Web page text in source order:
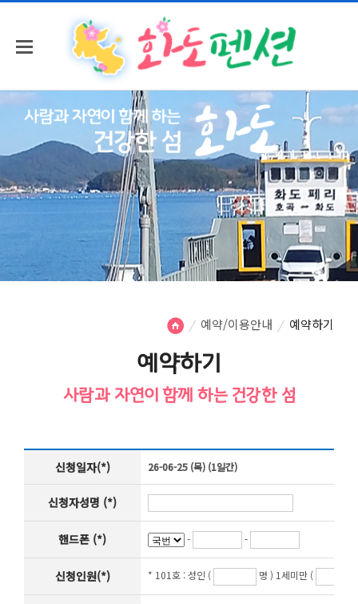
예약/이용안내 예약하기
예약하기
사람과 자연이 함께 하는 건강한 섬
신청일자(*) 26-06-25 (목) (1일간)
신청자성명 (*)
핸드폰 (*) - -
신청인원(*) * 101호 :성인 ( 명 ) 1세미만 (